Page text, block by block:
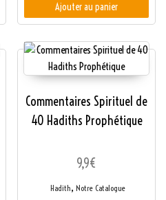
Ajouter au panier
le Coran comme Guide
Commentaires Spirituel de
40 Hadiths Prophétique
9,9€
Hadith, Notre Catalogue